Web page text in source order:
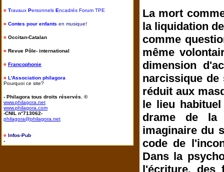
¤ Travaux Personnels Encadrés Forum TPE
¤ Contes pour enfants en musique!
¤ Occitan-Catalan
¤ Revue Pôle- international
¤ Francophonie
¤ L'Association philagora
Pourquoi ce site?
- Philagora tous droits réservés. ©
www.philagora.net
www.philagora.com
-CNIL n°713062-
philagora@philagora.net
¤ Infos-Pub-
-
La mort
la liquidation
comme
même
dimension
narcissique
réduit aux
le lieu
drame de la
imaginaire du
code de
Dans la
l'écriture,